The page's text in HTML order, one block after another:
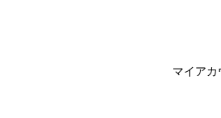
マイアカ